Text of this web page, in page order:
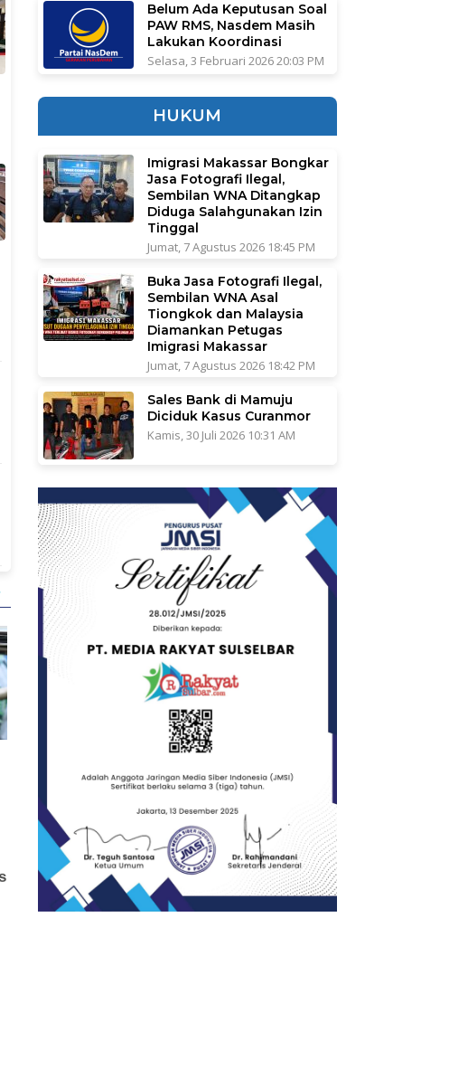
Belum Ada Keputusan Soal
PAW RMS, Nasdem Masih
Lakukan Koordinasi
Selasa, 3 Februari 2026 20:03 PM
HUKUM
Imigrasi Makassar Bongkar
Jasa Fotografi Ilegal,
Sembilan WNA Ditangkap
Diduga Salahgunakan Izin
Tinggal
Jumat, 7 Agustus 2026 18:45 PM
Buka Jasa Fotografi Ilegal,
Sembilan WNA Asal
Tiongkok dan Malaysia
Diamankan Petugas
Imigrasi Makassar
Jumat, 7 Agustus 2026 18:42 PM
Sales Bank di Mamuju
Diciduk Kasus Curanmor
Kamis, 30 Juli 2026 10:31 AM